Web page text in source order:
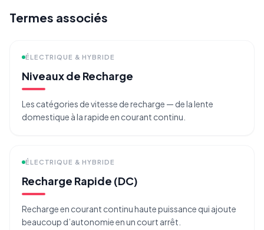
Termes associés
ÉLECTRIQUE & HYBRIDE
Niveaux de Recharge
Les catégories de vitesse de recharge — de la lente
domestique à la rapide en courant continu.
ÉLECTRIQUE & HYBRIDE
Recharge Rapide (DC)
Recharge en courant continu haute puissance qui ajoute
beaucoup d’autonomie en un court arrêt.